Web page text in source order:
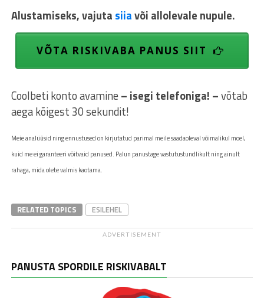
Alustamiseks, vajuta siiavõi allolevale nupule.
VÕTA RISKIVABA PANUS SIIT
Coolbeti konto avamine – isegi telefoniga! –võtab
aega kõigest 30 sekundit!
Meieanalüüsid ning ennustused on kirjutatud parimal meile saadaoleval võimalikul moel,
kuid me ei garanteeri võitvaid panused. Palun panustage vastutustundlikult ning ainult
rahaga, mida olete valmis kaotama.
RELATED TOPICS ESILEHEL
ADVERTISEMENT
PANUSTA SPORDILE RISKIVABALT